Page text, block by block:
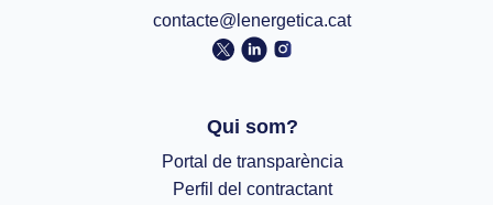
contacte@lenergetica.cat
Qui som?
Portal de transparència
Perfil del contractant